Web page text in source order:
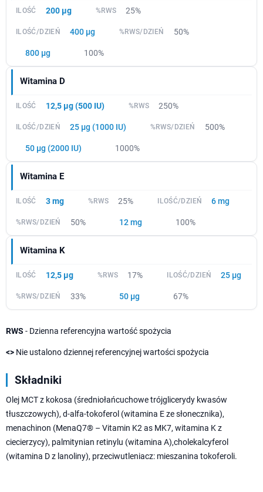
200 µg 25%
400 µg 50%
800 µg 100%
Witamina D
12,5 µg (500 IU) 250%
25 µg (1000 IU) 500%
50 µg (2000 IU) 1000%
Witamina E
3 mg 25% 6 mg
50% 12 mg 100%
Witamina K
12,5 µg 17% 25 µg
33% 50 µg 67%
RWS - Dzienna referencyjna wartość spożycia
<> Nie ustalono dziennej referencyjnej wartości spożycia
Składniki
Olej MCT z kokosa (średniołańcuchowe trójglicerydy kwasów
tłuszczowych), d-alfa-tokoferol (witamina E ze słonecznika),
menachinon (MenaQ7® – Vitamin K2 as MK7, witamina K z
ciecierzycy), palmitynian retinylu (witamina A),cholekalcyferol
(witamina D z lanoliny), przeciwutleniacz: mieszanina tokoferoli.